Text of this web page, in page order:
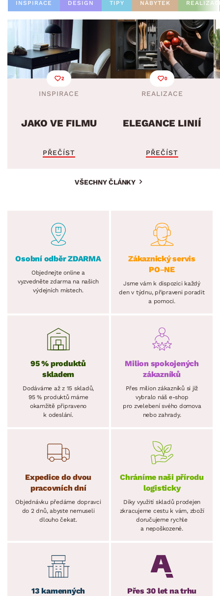
INSPIRACE DESIGN TIPY NÁBYTEK
2
INSPIRACE
JAKO VE FILMU
PŘEČÍST
0
REALIZACE
ELEGANCE LINIÍ
PŘEČÍST
VŠECHNY ČLÁNKY
Osobní odběr ZDARMA
Objednejte online a
vyzvedněte zdarma na našich
výdejních místech.
Zákaznický servis
PO–NE
Jsme vám k dispozici každý
den v týdnu, připraveni poradit
a pomoci.
95 % produktů
skladem
Dodáváme až z 15 skladů,
95 % produktů máme
okamžitě připraveno
k odeslání.
Milion spokojených
zákazníků
Přes milion zákazníků si již
vybralo náš e-shop
pro zvelebení svého domova
nebo zahrady.
Expedice do dvou
pracovních dní
Objednávku předáme dopravci
do 2 dnů, abyste nemuseli
dlouho čekat.
Chráníme naši přírodu
logisticky
Díky využití skladů prodejen
zkracujeme cestu k vám, zboží
doručujeme rychle
a nepoškozené.
13 kamenných
Přes 30 let na trhu